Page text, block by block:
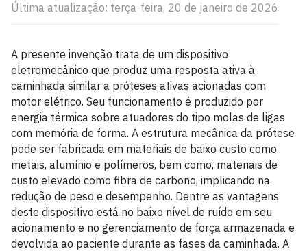
Última atualização: terça-feira, 20 de janeiro de 2026
A presente invenção trata de um dispositivo
eletromecânico que produz uma resposta ativa à
caminhada similar a próteses ativas acionadas com
motor elétrico. Seu funcionamento é produzido por
energia térmica sobre atuadores do tipo molas de ligas
com memória de forma. A estrutura mecânica da prótese
pode ser fabricada em materiais de baixo custo como
metais, alumínio e polímeros, bem como, materiais de
custo elevado como fibra de carbono, implicando na
redução de peso e desempenho. Dentre as vantagens
deste dispositivo está no baixo nível de ruído em seu
acionamento e no gerenciamento de força armazenada e
devolvida ao paciente durante as fases da caminhada. A